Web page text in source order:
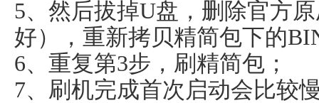
5、然后拔掉U盘，删除官方
好），重新拷贝精简包下的
6、重复第3步，刷精简包；
7、刷机完成首次启动会比较